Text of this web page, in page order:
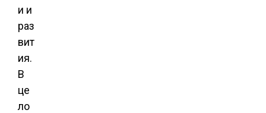
и и
раз
вит
ия.
В
це
ло